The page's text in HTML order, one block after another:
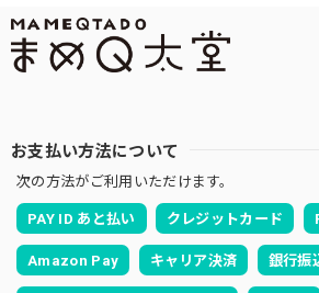
お支払い方法について
次の方法がご利用いただけます。
PAY ID あと払い クレジットカード
Amazon Pay キャリア決済 銀行振